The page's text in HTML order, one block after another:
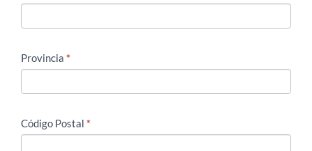
Provincia *
Código Postal *